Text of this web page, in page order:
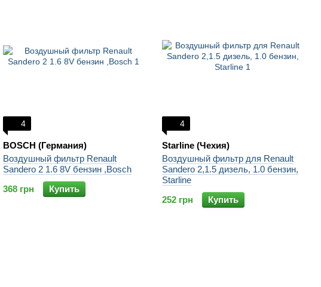
4
BOSCH (Германия)
Воздушный фильтр Renault
Sandero 2 1.6 8V бензин ,Bosch
368 грн
Купить
4
Starline (Чехия)
Воздушный фильтр для Renault
Sandero 2,1.5 дизель, 1.0 бензин,
Starline
252 грн
Купить